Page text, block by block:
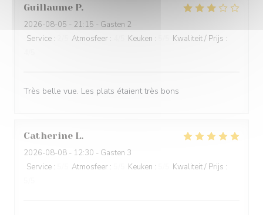
Guillaume P
2026-08-05 - 21:15 - Gasten 2
Service : Atmosfeer : Keuken : Kwaliteit / Prijs :
Très belle vue. Les plats étaient très bons
Catherine L
2026-08-08 - 12:30 - Gasten 3
Service : Atmosfeer : Keuken : Kwaliteit / Prijs :